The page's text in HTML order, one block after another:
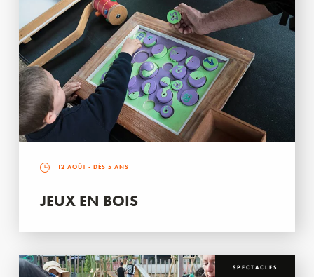
12 AOÛT - DÈS 5 ANS
JEUX EN BOIS
SPECTACLES